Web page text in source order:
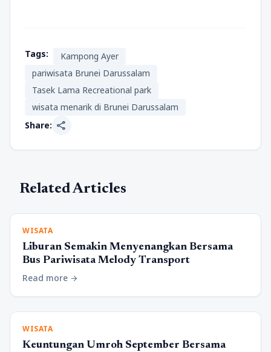
Tags:
Kampong Ayer
pariwisata Brunei Darussalam
Tasek Lama Recreational park
wisata menarik di Brunei Darussalam
Share: share
Related Articles
WISATA
Liburan Semakin Menyenangkan Bersama
Bus Pariwisata Melody Transport
Read more arrow_forward
WISATA
Keuntungan Umroh September Bersama